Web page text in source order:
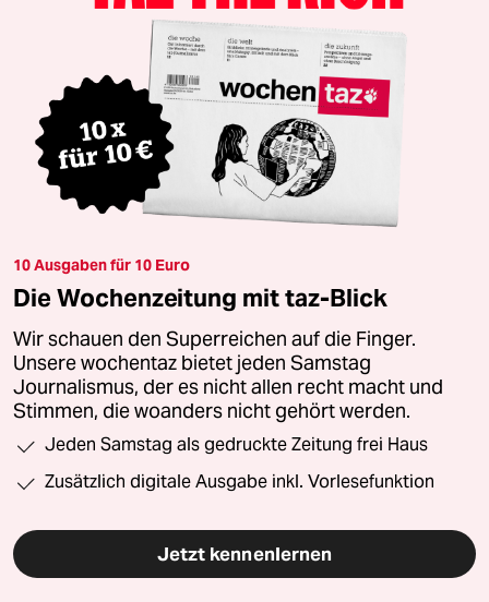
10 Ausgaben für 10 Euro
Die Wochenzeitung mit taz-Blick
Wir schauen den Superreichen auf die Finger.
Unsere wochentaz bietet jeden Samstag
Journalismus, der es nicht allen recht macht und
Stimmen, die woanders nicht gehört werden.
Jeden Samstag als gedruckte Zeitung frei Haus
Zusätzlich digitale Ausgabe inkl. Vorlesefunktion
Jetzt kennenlernen